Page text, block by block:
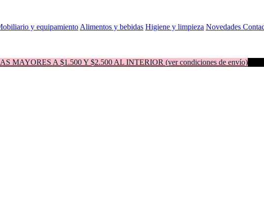
y equipamiento Alimentos y bebidas Higiene y limpieza Novedades
MAYORES A $1.500 Y $2.500 AL INTERIOR (ver condiciones de envío)